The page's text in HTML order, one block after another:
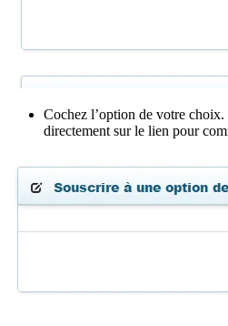
Cochez l’option de votre choix.
directement sur le lien pour